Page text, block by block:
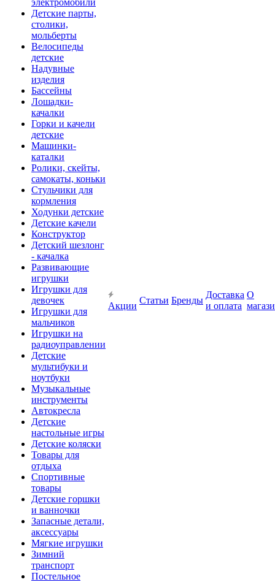
электромобили
Детские парты,
столики,
мольберты
Велосипеды
детские
Надувные
изделия
Бассейны
Лошадки-
качалки
Горки и качели
детские
Машинки-
каталки
Ролики, скейты,
самокаты, коньки
Стульчики для
кормления
Ходунки детские
Детские качели
Конструктор
Детский шезлонг
- качалка
Развивающие
игрушки
Игрушки для
девочек
Игрушки для
мальчиков
Игрушки на
радиоуправлении
Детские
мультибуки и
ноутбуки
Музыкальные
инструменты
Автокресла
Детские
настольные игры
Детские коляски
Товары для
отдыха
Спортивные
товары
Детские горшки
и ванночки
Запасные детали,
аксессуары
Мягкие игрушки
Зимний
транспорт
Постельное
Акции
Статьи Бренды
Доставка
и оплата
О